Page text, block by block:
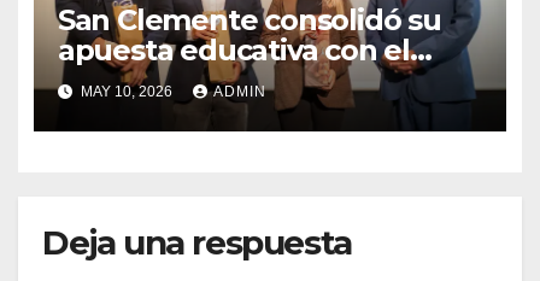
San Clemente consolidó su
apuesta educativa con el
lanzamiento del
Preuniversitario Brotes 2026
MAY 10, 2026 ADMIN
Deja una respuesta